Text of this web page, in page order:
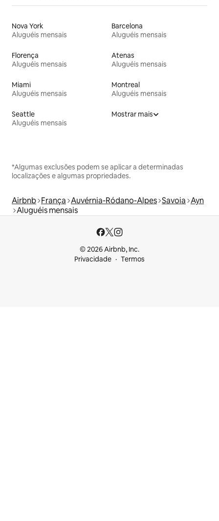
Nova York
Aluguéis mensais
Barcelona
Aluguéis mensais
Florença
Aluguéis mensais
Atenas
Aluguéis mensais
Miami
Aluguéis mensais
Montreal
Aluguéis mensais
Seattle
Aluguéis mensais
Mostrar mais
*Algumas exclusões podem se aplicar a determinadas
localizações e algumas propriedades.
Airbnb França Auvérnia-Ródano-Alpes Savoia Ayn
Aluguéis mensais
© 2026 Airbnb, Inc.
Privacidade
Termos